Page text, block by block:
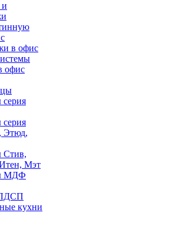
в офис
офис
Этюд,
Стив,
Мэт
МДФ
кухни